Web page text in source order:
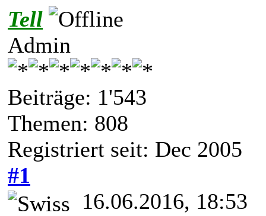
Tell
Admin
Beiträge: 1'543
Themen: 808
Registriert seit: Dec 2005
#1
16.06.2016, 18:53